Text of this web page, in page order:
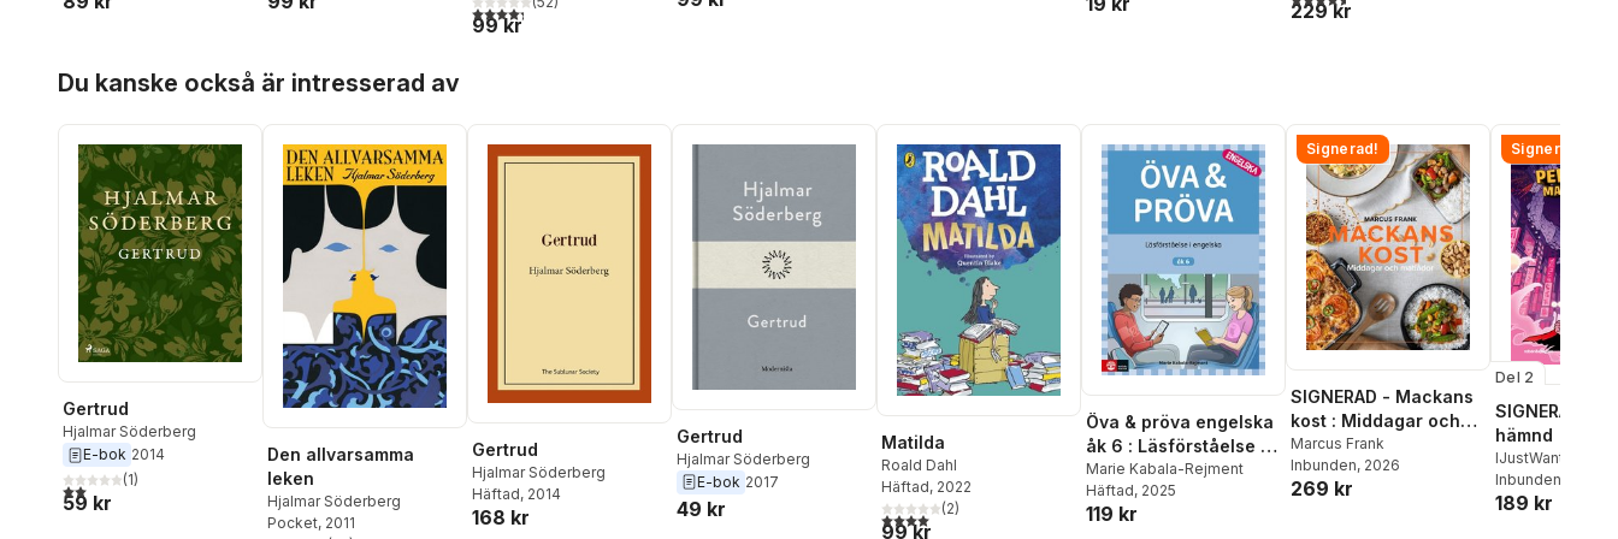
4,3utav 5 stjärnor. Totalt antal röster:
99 kr
229 kr
Du kanske också är intresserad av
Gertrud
Hjalmar Söderberg
E-bok 2014
2,0utav 5 stjärnor. Totalt antal röster:
(1)
59 kr
Den allvarsamma
leken
Hjalmar Söderberg
Pocket, 2011
Gertrud
Hjalmar Söderberg
Häftad, 2014
168 kr
Gertrud
Hjalmar Söderberg
E-bok 2017
49 kr
Matilda
Roald Dahl
Häftad, 2022
4,0utav 5 stjärnor. Totalt antal röster:
(2)
99 kr
Öva & pröva engelska
åk 6 : Läsförståelse i
engelska
Marie Kabala-Rejment
Häftad, 2025
119 kr
Signerad!
SIGNERAD - Mackans
kost : Middagar och
matlådor
Marcus Frank
Inbunden, 2026
269 kr
Signerad!
Del 2
SIGNERAD -
hämnd
Adolphson
Beer ,Victor Beer
Inbunden
189 kr